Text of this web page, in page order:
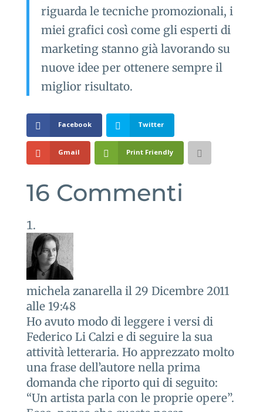
riguarda le tecniche promozionali, i
miei grafici così come gli esperti di
marketing stanno già lavorando su
nuove idee per ottenere sempre il
miglior risultato.
Facebook Twitter
Gmail Print Friendly
16 Commenti
michela zanarella il 29 Dicembre 2011
alle 19:48
Ho avuto modo di leggere i versi di
Federico Li Calzi e di seguire la sua
attività letteraria. Ho apprezzato molto
una frase dell’autore nella prima
domanda che riporto qui di seguito:
“Un artista parla con le proprie opere”.